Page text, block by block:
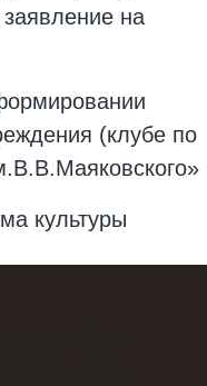
на
(клубе по
культуры